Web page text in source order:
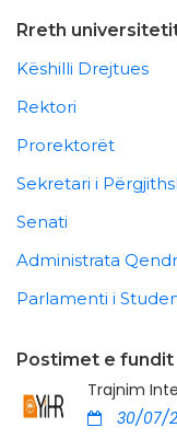
Rreth
Këshilli Drejtues
Rektori
Prorektorët
Sekretari i
Senati
Administrata
Parlamenti i
Postimet e fundit
Trajnim
30/07/